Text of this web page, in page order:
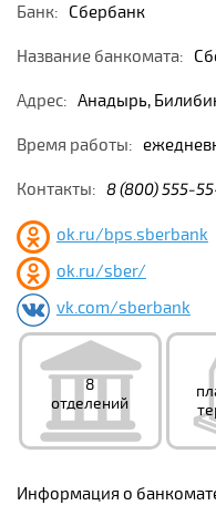
Банк: Сбербанк
Название банкомата:
Адрес: Анадырь,
Время работы:
Контакты: 8 (800) 555-
ok.ru/bps.sberbank
ok.ru/sber/
vk.com/sberbank
8
отделений
Информация о